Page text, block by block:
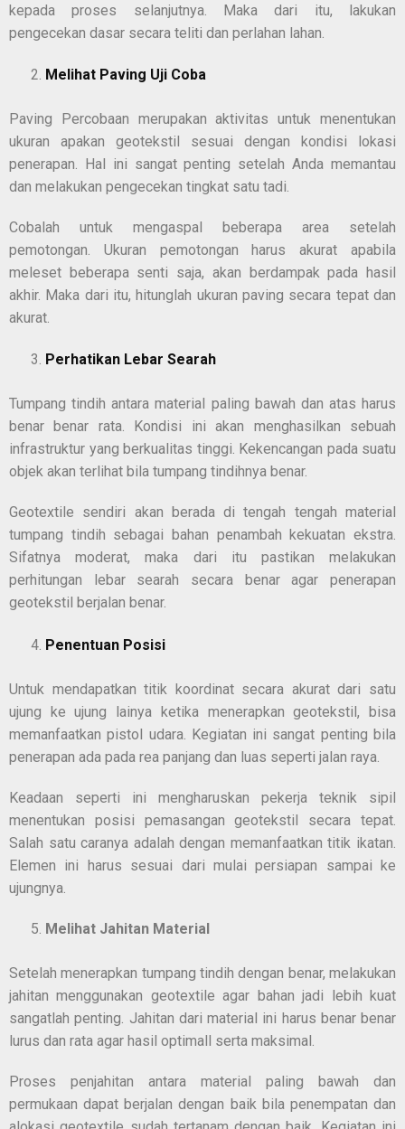
kepada proses selanjutnya. Maka dari itu, lakukan
pengecekan dasar secara teliti dan perlahan lahan.
Melihat Paving Uji Coba
Paving Percobaan merupakan aktivitas untuk menentukan
ukuran apakan geotekstil sesuai dengan kondisi lokasi
penerapan. Hal ini sangat penting setelah Anda memantau
dan melakukan pengecekan tingkat satu tadi.
Cobalah untuk mengaspal beberapa area setelah
pemotongan. Ukuran pemotongan harus akurat apabila
meleset beberapa senti saja, akan berdampak pada hasil
akhir. Maka dari itu, hitunglah ukuran paving secara tepat dan
akurat.
Perhatikan Lebar Searah
Tumpang tindih antara material paling bawah dan atas harus
benar benar rata. Kondisi ini akan menghasilkan sebuah
infrastruktur yang berkualitas tinggi. Kekencangan pada suatu
objek akan terlihat bila tumpang tindihnya benar.
Geotextile sendiri akan berada di tengah tengah material
tumpang tindih sebagai bahan penambah kekuatan ekstra.
Sifatnya moderat, maka dari itu pastikan melakukan
perhitungan lebar searah secara benar agar penerapan
geotekstil berjalan benar.
Penentuan Posisi
Untuk mendapatkan titik koordinat secara akurat dari satu
ujung ke ujung lainya ketika menerapkan geotekstil, bisa
memanfaatkan pistol udara. Kegiatan ini sangat penting bila
penerapan ada pada rea panjang dan luas seperti jalan raya.
Keadaan seperti ini mengharuskan pekerja teknik sipil
menentukan posisi pemasangan geotekstil secara tepat.
Salah satu caranya adalah dengan memanfaatkan titik ikatan.
Elemen ini harus sesuai dari mulai persiapan sampai ke
ujungnya.
Melihat Jahitan Material
Setelah menerapkan tumpang tindih dengan benar, melakukan
jahitan menggunakan geotextile agar bahan jadi lebih kuat
sangatlah penting. Jahitan dari material ini harus benar benar
lurus dan rata agar hasil optimall serta maksimal.
Proses penjahitan antara material paling bawah dan
permukaan dapat berjalan dengan baik bila penempatan dan